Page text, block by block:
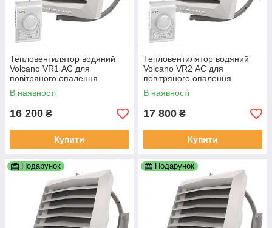
Тепловентилятор водяний
Volcano VR1 АС для
повітряного опалення
В наявності
16 200 ₴
Купити
Тепловентилятор водяний
Volcano VR2 АС для
повітряного опалення
В наявності
17 800 ₴
Купити
Подарунок Подарунок